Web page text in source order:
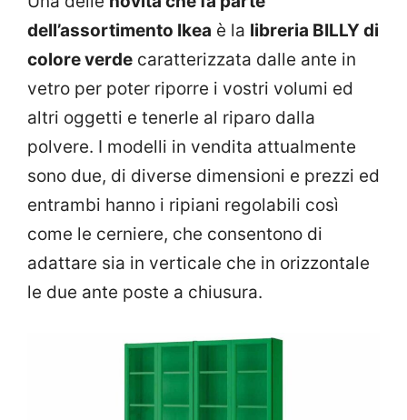
dell’assortimento Ikea è la libreria BILLY di
colore verde caratterizzata dalle ante in
vetro per poter riporre i vostri volumi ed
altri oggetti e tenerle al riparo dalla
polvere. I modelli in vendita attualmente
sono due, di diverse dimensioni e prezzi ed
entrambi hanno i ripiani regolabili così
come le cerniere, che consentono di
adattare sia in verticale che in orizzontale
le due ante poste a chiusura.